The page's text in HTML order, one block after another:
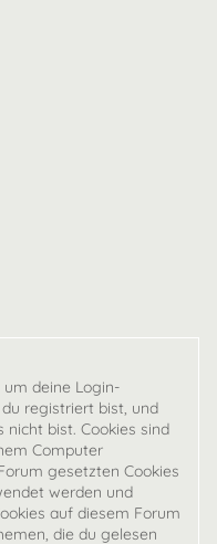
deine Login-
registriert bist, und
nicht bist. Cookies sind
Computer
gesetzten Cookies
werden und
auf diesem Forum
die du gelesen